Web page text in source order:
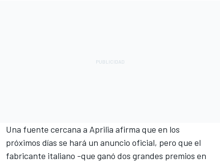
Una fuente cercana a Aprilia afirma que en los
próximos días se hará un anuncio oficial, pero que el
fabricante italiano -que ganó dos grandes premios en